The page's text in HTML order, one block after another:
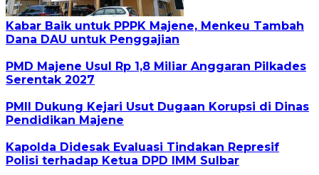
Kabar Baik untuk PPPK Majene, Menkeu Tambah
Dana DAU untuk Penggajian
PMD Majene Usul Rp 1,8 Miliar Anggaran Pilkades
Serentak 2027
PMII Dukung Kejari Usut Dugaan Korupsi di Dinas
Pendidikan Majene
Kapolda Didesak Evaluasi Tindakan Represif
Polisi terhadap Ketua DPD IMM Sulbar